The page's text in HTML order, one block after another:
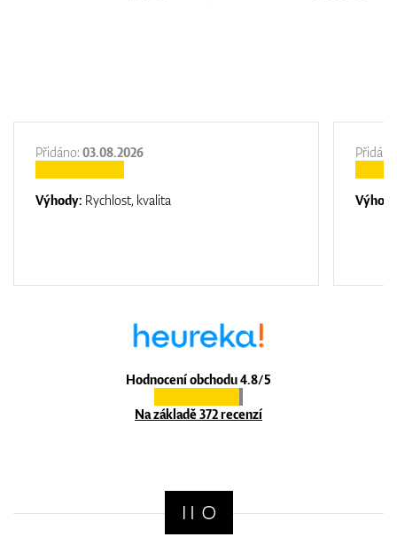
Hodnocení obchodu 4.8/5
Na základě 372 recenzí
Přidáno: 03.08.2026
Výhody: Rychlost, kvalita